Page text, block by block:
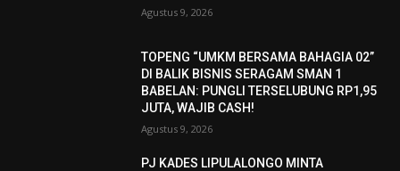
Agustus 9, 2026
TOPENG “UMKM BERSAMA BAHAGIA 02”
DI BALIK BISNIS SERAGAM SMAN 1
BABELAN: PUNGLI TERSELUBUNG RP1,95
JUTA, WAJIB CASH!
Agustus 9, 2026
PJ KADES LIPULALONGO MINTA